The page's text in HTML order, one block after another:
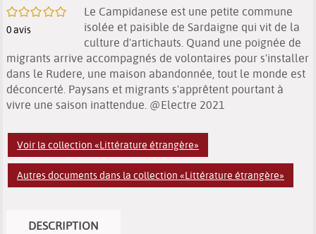
/5
0avis
Le Campidanese est une petite commune
isolée et paisible de Sardaigne qui vit de la
culture d'artichauts. Quand une poignée de
migrants arrive accompagnés de volontaires pour s'installer
dans le Rudere, une maison abandonnée, tout le monde est
déconcerté. Paysans et migrants s'apprêtent pourtant à
vivre une saison inattendue. @Electre 2021
Voir la collection «Littérature étrangère»
Autres documents dans la collection «Littérature étrangère»
DESCRIPTION